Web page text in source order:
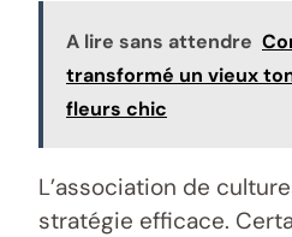
A lire sans attendre
transformé un vieux
fleurs chic
L’association de
stratégie efficace.